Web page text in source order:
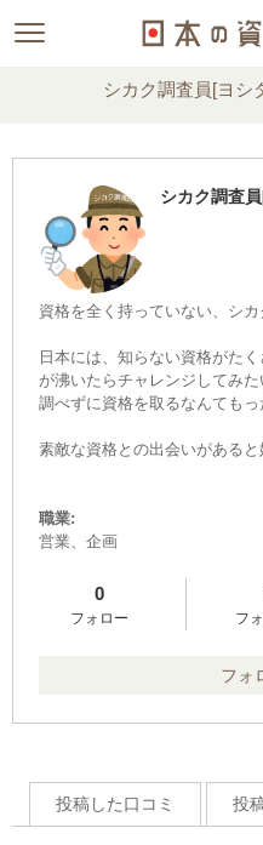
シカク調査員[ヨシ
シカク調査
資格を全く持っていない、シ
日本には、知らない資格がた
が沸いたらチャレンジしてみた
調べずに資格を取るなんてもっ
素敵な資格との出会いがあると
職業:
営業、企画
0
フォロー フ
フォ
投稿した口コミ 投